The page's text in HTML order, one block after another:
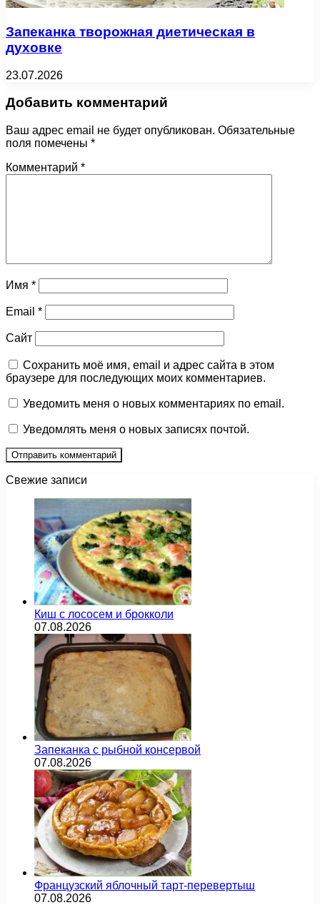
Запеканка творожная диетическая в
духовке
23.07.2026
Добавить комментарий
Ваш адрес email не будет опубликован. Обязательные
поля помечены *
Комментарий *
Имя *
Email *
Сайт
Сохранить моё имя, email и адрес сайта в этом
браузере для последующих моих комментариев.
Уведомить меня о новых комментариях по email.
Уведомлять меня о новых записях почтой.
Свежие записи
Киш с лососем и брокколи
07.08.2026
Запеканка с рыбной консервой
07.08.2026
Французский яблочный тарт-перевертыш
07.08.2026